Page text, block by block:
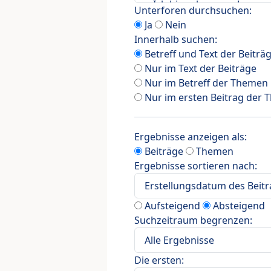
Unterforen durchsuchen:
Ja
Nein
Innerhalb suchen:
Betreff und Text der
Nur im Text der Beiträge
Nur im Betreff der Themen
Nur im ersten Beitrag der
Ergebnisse anzeigen als:
Beiträge
Themen
Ergebnisse sortieren nach:
Aufsteigend
Absteigend
Suchzeitraum begrenzen:
Die ersten: